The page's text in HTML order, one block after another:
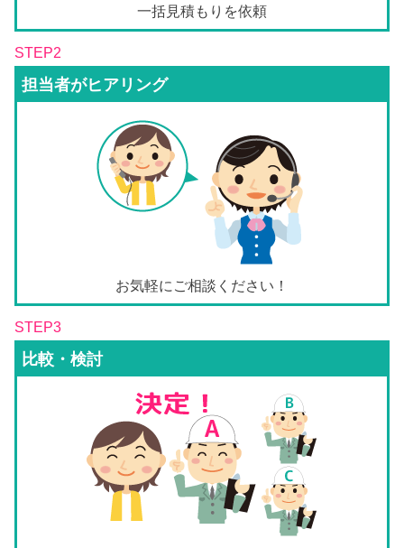
一括見積もりを依頼
STEP2
担当者がヒアリング
お気軽にご相談ください！
STEP3
比較・検討